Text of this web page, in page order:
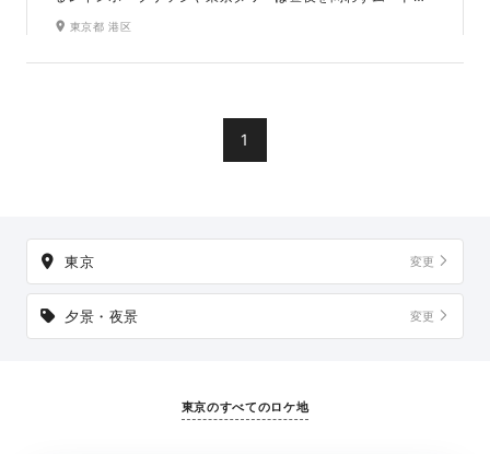
っぷりの景観で、特に夕暮れ（サンセット）や夜景をバックに
ンが撮影できるのも魅力のロケ地です。
東京都 港区
1
東京 変更
夕景・夜景 変更
東京のすべてのロケ地